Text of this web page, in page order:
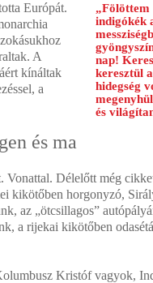
indigókék
nap!
keresztül
hidegség
és
Európát.
A
kínáltak
a
és ma
Vonattal. Délelőtt még
kikötőben horgonyzó,
az „ötcsillagos”
a rijekai kikötőben
Kristóf vagyok,